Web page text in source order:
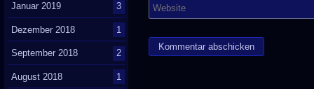
Januar 2019 3
Dezember 2018 1
September 2018 2
August 2018 1